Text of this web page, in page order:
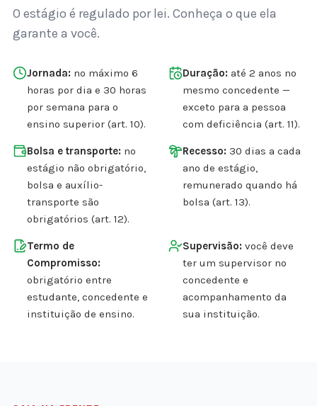
O estágio é regulado por lei. Conheça o que ela
garante a você.
Jornada: no máximo 6
horas por dia e 30 horas
por semana para o
ensino superior (art. 10).
Duração: até 2 anos no
mesmo concedente —
exceto para a pessoa
com deficiência (art. 11).
Bolsa e transporte: no
estágio não obrigatório,
bolsa e auxílio-
transporte são
obrigatórios (art. 12).
Recesso: 30 dias a cada
ano de estágio,
remunerado quando há
bolsa (art. 13).
Termo de
Compromisso:
obrigatório entre
estudante, concedente e
instituição de ensino.
Supervisão: você deve
ter um supervisor no
concedente e
acompanhamento da
sua instituição.